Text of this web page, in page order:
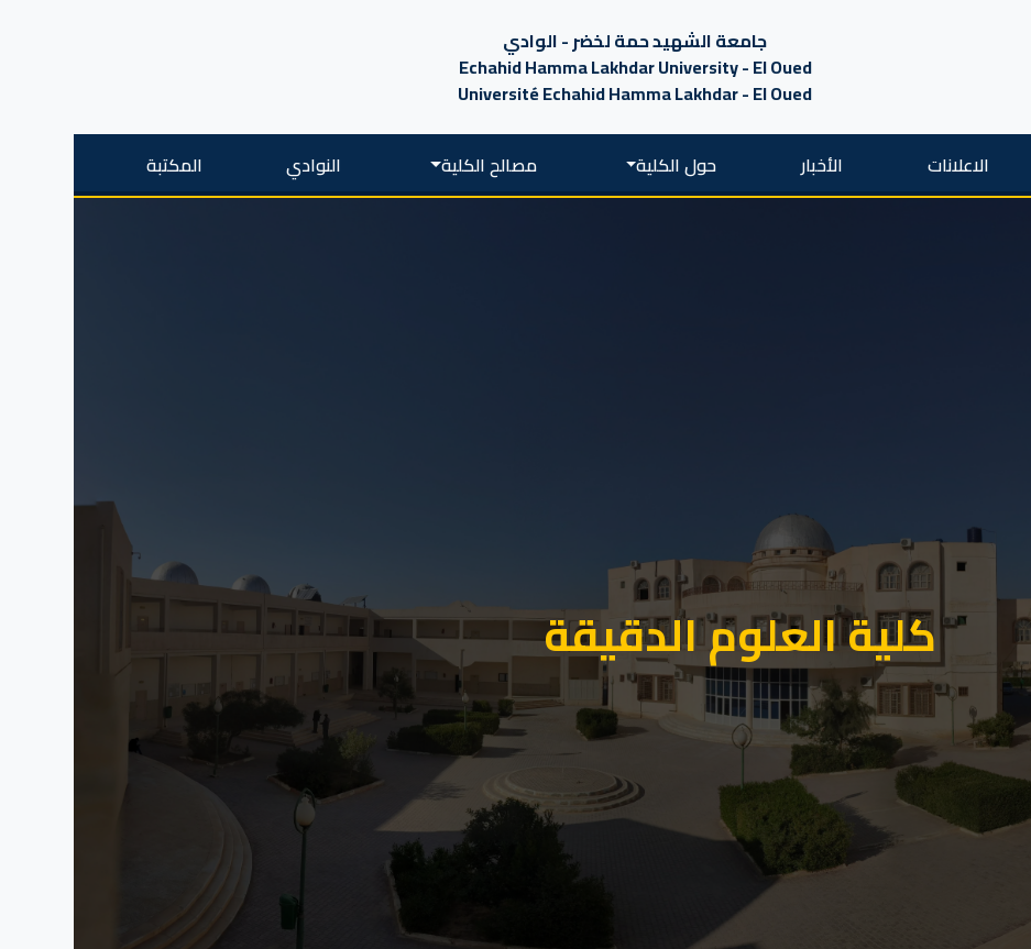
جامعة الشهيد حمة لخضر - الوادي
Echahid Hamma Lakhdar University - El Oued
Université Echahid Hamma Lakhdar - El Oued
الاعلانات الأخبار حول الكلية مصالح الكلية النوادي المكتبة
كلية العلوم الدقيقة